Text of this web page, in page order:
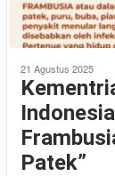
21 Agustus 2025
Patek”